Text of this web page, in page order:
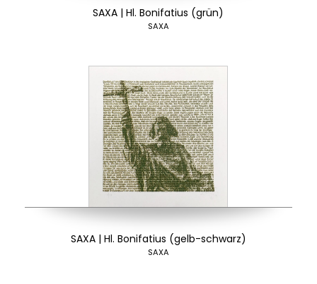
SAXA | Hl. Bonifatius (grün)
SAXA
SAXA | Hl. Bonifatius (gelb-schwarz)
SAXA